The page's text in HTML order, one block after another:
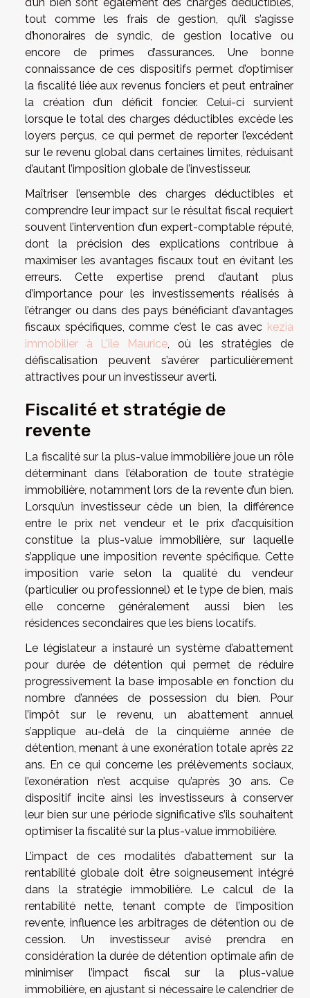
d’un bien sont également des charges déductibles,
tout comme les frais de gestion, qu’il s’agisse
d’honoraires de syndic, de gestion locative ou
encore de primes d’assurances. Une bonne
connaissance de ces dispositifs permet d’optimiser
la fiscalité liée aux revenus fonciers et peut entraîner
la création d’un déficit foncier. Celui-ci survient
lorsque le total des charges déductibles excède les
loyers perçus, ce qui permet de reporter l’excédent
sur le revenu global dans certaines limites, réduisant
d’autant l’imposition globale de l’investisseur.
Maîtriser l’ensemble des charges déductibles et
comprendre leur impact sur le résultat fiscal requiert
souvent l’intervention d’un expert-comptable réputé,
dont la précision des explications contribue à
maximiser les avantages fiscaux tout en évitant les
erreurs. Cette expertise prend d’autant plus
d’importance pour les investissements réalisés à
l’étranger ou dans des pays bénéficiant d’avantages
fiscaux spécifiques, comme c’est le cas avec kezia
immobilier à L'ile Maurice, où les stratégies de
défiscalisation peuvent s’avérer particulièrement
attractives pour un investisseur averti.
Fiscalité et stratégie de
revente
La fiscalité sur la plus-value immobilière joue un rôle
déterminant dans l’élaboration de toute stratégie
immobilière, notamment lors de la revente d’un bien.
Lorsqu’un investisseur cède un bien, la différence
entre le prix net vendeur et le prix d’acquisition
constitue la plus-value immobilière, sur laquelle
s’applique une imposition revente spécifique. Cette
imposition varie selon la qualité du vendeur
(particulier ou professionnel) et le type de bien, mais
elle concerne généralement aussi bien les
résidences secondaires que les biens locatifs.
Le législateur a instauré un système d’abattement
pour durée de détention qui permet de réduire
progressivement la base imposable en fonction du
nombre d’années de possession du bien. Pour
l’impôt sur le revenu, un abattement annuel
s’applique au-delà de la cinquième année de
détention, menant à une exonération totale après 22
ans. En ce qui concerne les prélèvements sociaux,
l’exonération n’est acquise qu’après 30 ans. Ce
dispositif incite ainsi les investisseurs à conserver
leur bien sur une période significative s’ils souhaitent
optimiser la fiscalité sur la plus-value immobilière.
L’impact de ces modalités d’abattement sur la
rentabilité globale doit être soigneusement intégré
dans la stratégie immobilière. Le calcul de la
rentabilité nette, tenant compte de l’imposition
revente, influence les arbitrages de détention ou de
cession. Un investisseur avisé prendra en
considération la durée de détention optimale afin de
minimiser l’impact fiscal sur la plus-value
immobilière, en ajustant si nécessaire le calendrier de